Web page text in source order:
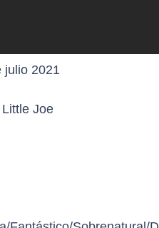
julio 2021
Little Joe